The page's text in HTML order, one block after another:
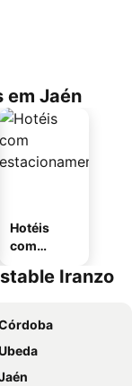
em Jaén
Hotéis
com
mento
Iranzo